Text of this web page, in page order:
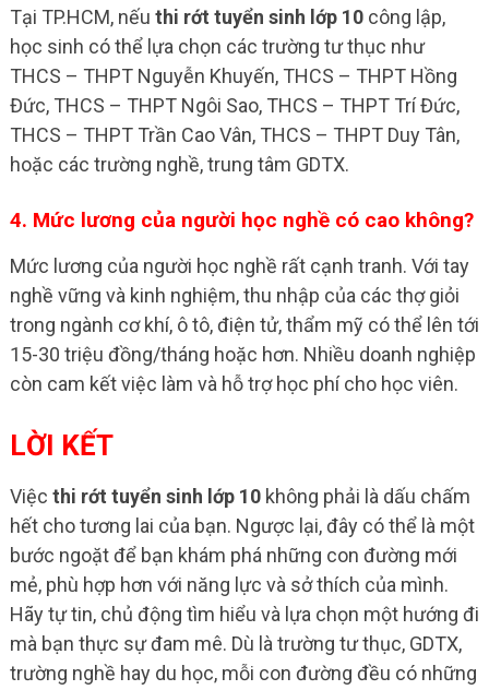
Tại TP.HCM, nếu thi rớt tuyển sinh lớp 10công lập,
học sinh có thể lựa chọn các trường tư thục như
THCS – THPT Nguyễn Khuyến, THCS – THPT Hồng
Đức, THCS – THPT Ngôi Sao, THCS – THPT Trí Đức,
THCS – THPT Trần Cao Vân, THCS – THPT Duy Tân,
hoặc các trường nghề, trung tâm GDTX.
4. Mức lương của người học nghề có cao không?
Mức lương của người học nghề rất cạnh tranh. Với tay
nghề vững và kinh nghiệm, thu nhập của các thợ giỏi
trong ngành cơ khí, ô tô, điện tử, thẩm mỹ có thể lên tới
15-30 triệu đồng/tháng hoặc hơn. Nhiều doanh nghiệp
còn cam kết việc làm và hỗ trợ học phí cho học viên.
LỜI KẾT
Việc thi rớt tuyển sinh lớp 10không phải là dấu chấm
hết cho tương lai của bạn. Ngược lại, đây có thể là một
bước ngoặt để bạn khám phá những con đường mới
mẻ, phù hợp hơn với năng lực và sở thích của mình.
Hãy tự tin, chủ động tìm hiểu và lựa chọn một hướng đi
mà bạn thực sự đam mê. Dù là trường tư thục, GDTX,
trường nghề hay du học, mỗi con đường đều có những